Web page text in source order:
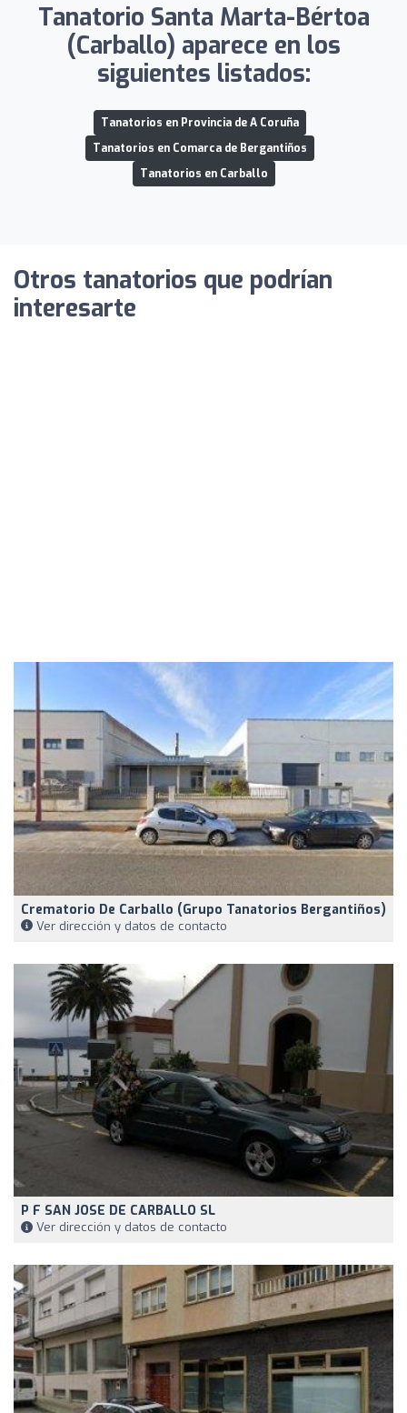
Tanatorio Santa Marta-Bértoa
(Carballo) aparece en los
siguientes listados:
Tanatorios en Provincia de A Coruña
Tanatorios en Comarca de Bergantiños
Tanatorios en Carballo
Otros tanatorios que podrían
interesarte
Crematorio De Carballo (grupo Tanatorios Bergantiños)
Ver dirección y datos de contacto
P F SAN JOSE DE CARBALLO SL
Ver dirección y datos de contacto